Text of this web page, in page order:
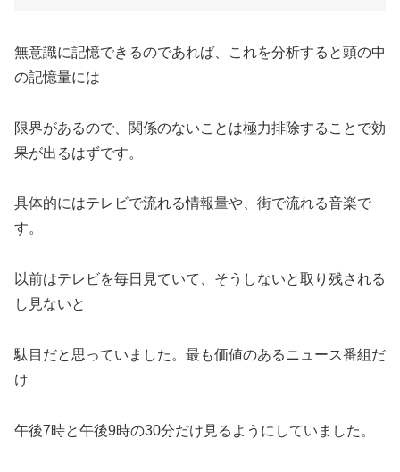
無意識に記憶できるのであれば、これを分析すると頭の中
の記憶量には
限界があるので、関係のないことは極力排除することで効
果が出るはずです。
具体的にはテレビで流れる情報量や、街で流れる音楽で
す。
以前はテレビを毎日見ていて、そうしないと取り残される
し見ないと
駄目だと思っていました。最も価値のあるニュース番組だ
け
午後7時と午後9時の30分だけ見るようにしていました。